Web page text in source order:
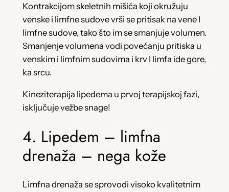
Kontrakcijom skeletnih mišića koji okružuju
venske i limfne sudove vrši se pritisak na vene I
limfne sudove, tako što im se smanjuje volumen.
Smanjenje volumena vodi povećanju pritiska u
venskim i limfnim sudovima i krv I limfa ide gore,
ka srcu.
Kineziterapija lipedema u prvoj terapijskoj fazi,
isključuje vežbe snage!
4. Lipedem – limfna
drenaža – nega kože
Limfna drenaža se sprovodi visoko kvalitetnim